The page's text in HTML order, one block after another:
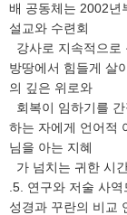
배 공동체는 2002년
설교와 수련회
강사로 지속적으로
방땅에서 힘들게 살
의 깊은 위로와
회복이 임하기를
하는 자에게 언어적
님을 아는 지혜
가 넘치는 귀한 시
.5. 연구와 저술 사
성경과 꾸란의 비교